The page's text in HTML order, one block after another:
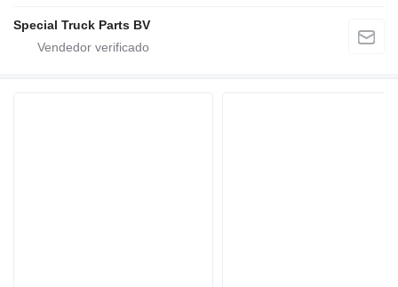
Special Truck Parts BV